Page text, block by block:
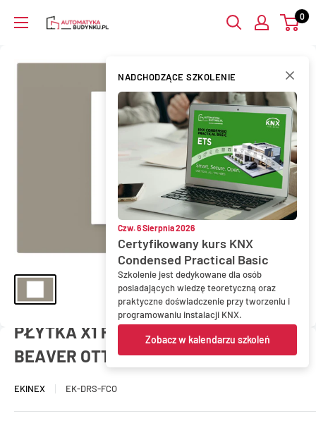
AutomatykaBudynku.pl 0
NADCHODZĄCE SZKOLENIE
Czw. 6 Sierpnia 2026
Certyfikowany kurs KNX
Condensed Practical Basic
Szkolenie jest dedykowane dla osób
posiadających wiedzę teoretyczną oraz
praktyczne doświadczenie przy tworzeniu i
programowaniu instalacji KNX.
Zobacz w kalendarzu szkoleń
PŁYTKA X1 PROST. FENIX 60X60 DEEP
BEAVER OTTAWA
EKINEX EK-DRS-FCO